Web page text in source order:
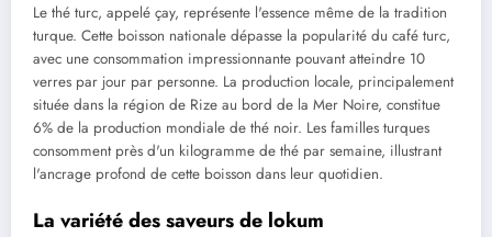
Le thé turc, appelé çay, représente l'essence même de la tradition
turque. Cette boisson nationale dépasse la popularité du café turc,
avec une consommation impressionnante pouvant atteindre 10
verres par jour par personne. La production locale, principalement
située dans la région de Rize au bord de la Mer Noire, constitue
6% de la production mondiale de thé noir. Les familles turques
consomment près d'un kilogramme de thé par semaine, illustrant
l'ancrage profond de cette boisson dans leur quotidien.
La variété des saveurs de lokum